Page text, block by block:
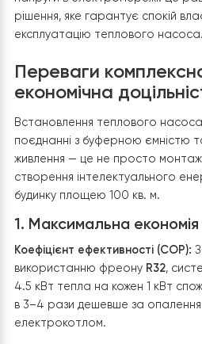
Етап 5: Захист
стабільність системи
Для забезпечення
теплового насоса в